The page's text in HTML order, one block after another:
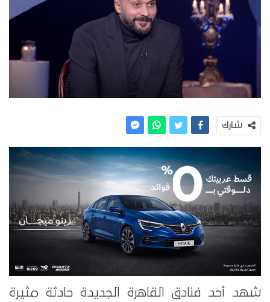
شارك
شهد أحد فنادق القاهرة الجديدة حادثة مثيرة